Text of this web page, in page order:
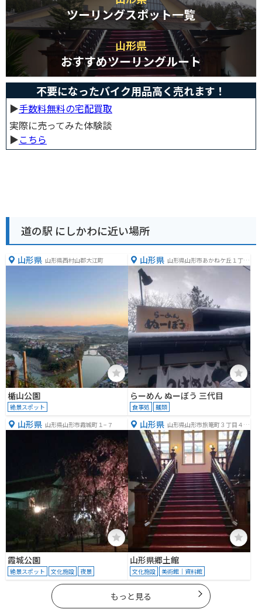
ツーリングスポット一覧
山形県
おすすめツーリングルート
不要になったバイク用品高く売れます！
▶︎手数料無料の宅配買取
実際に売ってみた体験談
▶︎こちら
道の駅 にしかわに近い場所
山形県 山形県西村山郡大江町
楯山公園
絶景スポット
山形県 山形県山形市あかねケ丘１丁目
らーめん ぬーぼう 三代目
食事処 麺類
山形県 山形県山形市霞城町１−７
霞城公園
絶景スポット 文化施設 夜景
山形県 山形県山形市旅篭町３丁目４
−５１
山形県郷土館
文化施設 美術館｜資料館
もっと見る